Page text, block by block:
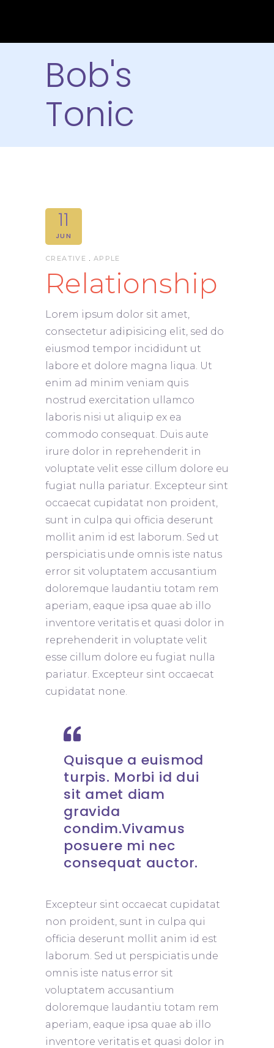
Bob's
Tonic
11
JUN
CREATIVE APPLE
Relationship
Lorem ipsum dolor sit amet,
consectetur adipisicing elit, sed do
eiusmod tempor incididunt ut
labore et dolore magna liqua. Ut
enim ad minim veniam quis
nostrud exercitation ullamco
laboris nisi ut aliquip ex ea
commodo consequat. Duis aute
irure dolor in reprehenderit in
voluptate velit esse cillum dolore eu
fugiat nulla pariatur. Excepteur sint
occaecat cupidatat non proident,
sunt in culpa qui officia deserunt
mollit anim id est laborum. Sed ut
perspiciatis unde omnis iste natus
error sit voluptatem accusantium
doloremque laudantiu totam rem
aperiam, eaque ipsa quae ab illo
inventore veritatis et quasi dolor in
reprehenderit in voluptate velit
esse cillum dolore eu fugiat nulla
pariatur. Excepteur sint occaecat
cupidatat none.
Quisque a euismod
turpis. Morbi id dui
sit amet diam
gravida
condim.Vivamus
posuere mi nec
consequat auctor.
Excepteur sint occaecat cupidatat
non proident, sunt in culpa qui
officia deserunt mollit anim id est
laborum. Sed ut perspiciatis unde
omnis iste natus error sit
voluptatem accusantium
doloremque laudantiu totam rem
aperiam, eaque ipsa quae ab illo
inventore veritatis et quasi dolor in